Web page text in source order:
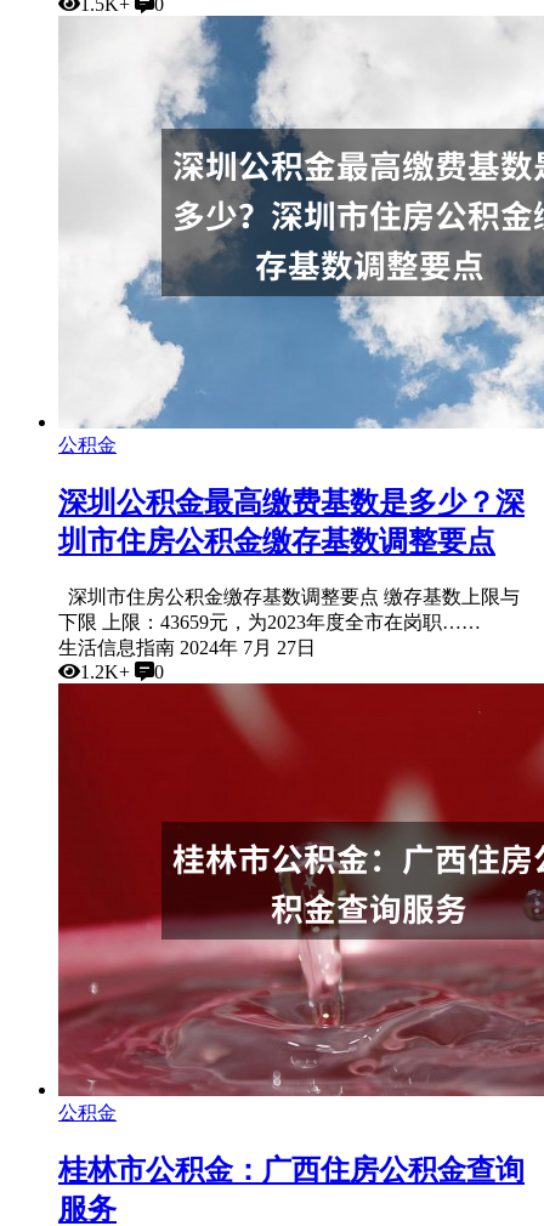
1.5K+ 0
公积金
深圳公积金最高缴费基数是多少？深
圳市住房公积金缴存基数调整要点
深圳市住房公积金缴存基数调整要点 缴存基数上限与
下限 上限：43659元，为2023年度全市在岗职……
生活信息指南 2024年 7月 27日
1.2K+
0
公积金
桂林市公积金：广西住房公积金查询
服务